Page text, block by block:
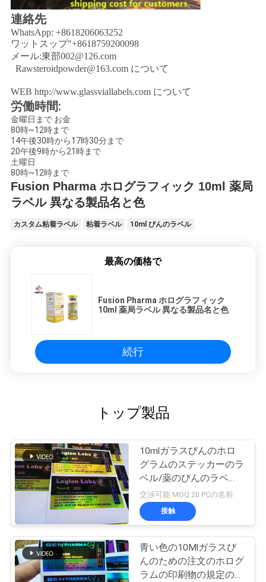
連絡先
WhatsApp: +8618206063252
ワットスップ"+8618759200098
メール:東部002@126.com
Rawsteroidpowder@163.com について
WEB http://www.glassviallabels.com について
労働時間:
金曜日まで お金
80時~12時まで
14午後30時から17時30分まで
20午後9時から21時まで
土曜日
80時~12時まで
Fusion Pharma ホログラフィック 10ml 薬局
ラベル 異なる製品名と色
カスタム粘着ラベル 粘着ラベル 10ml びんのラベル
最高の価格で
Fusion Pharma ホログラフィック
10ml 薬局ラベル 異なる製品名と色
続行
トップ製品
10mlガラスびんのホロ
グラムのステッカーのラ
ベル/薬のびんのラベル
のレーザープリンターに
よる印刷
交渉可能 MOQ:20 PCの名前
接触
青い色の10Mlガラスび
んのための注文のホログ
ラムの印刷物の規定のび